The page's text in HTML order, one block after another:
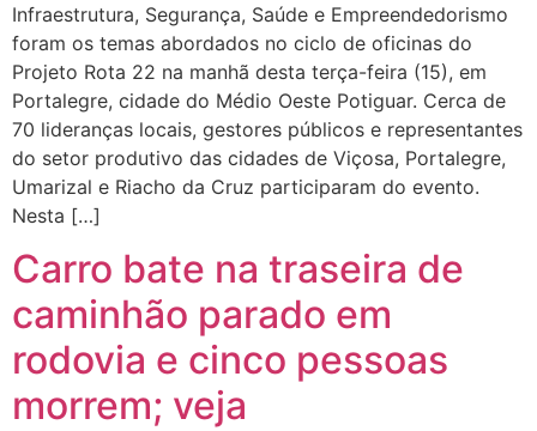
Infraestrutura, Segurança, Saúde e Empreendedorismo
foram os temas abordados no ciclo de oficinas do
Projeto Rota 22 na manhã desta terça-feira (15), em
Portalegre, cidade do Médio Oeste Potiguar. Cerca de
70 lideranças locais, gestores públicos e representantes
do setor produtivo das cidades de Viçosa, Portalegre,
Umarizal e Riacho da Cruz participaram do evento.
Nesta […]
Carro bate na traseira de
caminhão parado em
rodovia e cinco pessoas
morrem; veja